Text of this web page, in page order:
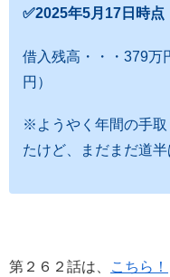
✅2025年5月17日時点
借入残高・・・379万
円）
※ようやく年間の手取
たけど、まだまだ道半
第２６２話は、 こちら！